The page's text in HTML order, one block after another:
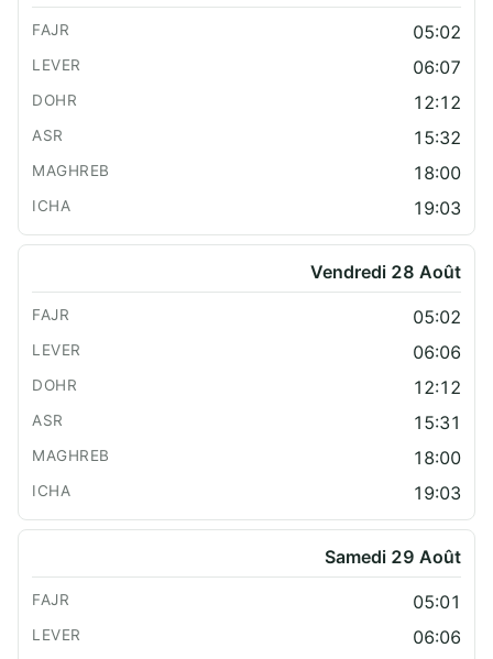
05:02
06:07
12:12
15:32
18:00
19:03
Vendredi 28 Août
05:02
06:06
12:12
15:31
18:00
19:03
Samedi 29 Août
05:01
06:06